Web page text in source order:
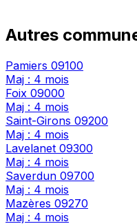
Autres
Pamiers 09100
Maj : 4 mois
Foix 09000
Maj : 4 mois
Saint-Girons 09200
Maj : 4 mois
Lavelanet 09300
Maj : 4 mois
Saverdun 09700
Maj : 4 mois
Mazères 09270
Maj : 4 mois